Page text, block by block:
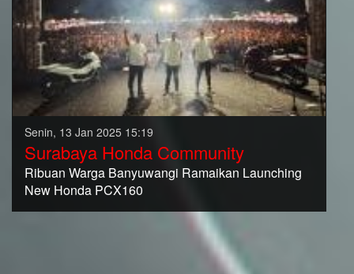
Senin, 13 Jan 2025 15:19
Surabaya Honda Community
Ribuan Warga Banyuwangi Ramaikan Launching
New Honda PCX160